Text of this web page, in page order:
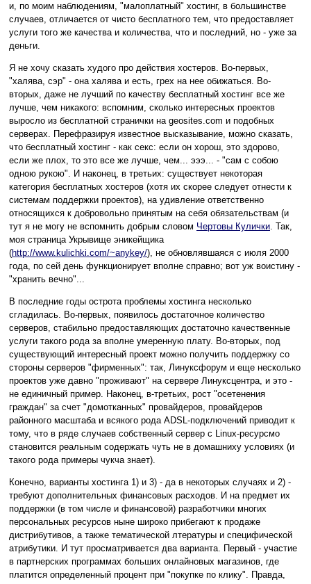
и, по моим наблюдениям, "малоплатный" хостинг, в большинстве
случаев, отличается от чисто бесплатного тем, что предоставляет
услуги того же качества и количества, что и последний, но - уже за
деньги.
Я не хочу сказать худого про действия хостеров. Во-первых,
"халява, сэр" - она халява и есть, грех на нее обижаться. Во-
вторых, даже не лучший по качеству бесплатный хостинг все же
лучше, чем никакого: вспомним, сколько интересных проектов
выросло из бесплатной странички на geosites.com и подобных
серверах. Перефразируя известное высказывание, можно сказать,
что бесплатный хостинг - как секс: если он хорош, это здорово,
если же плох, то это все же лучше, чем... эээ... - "сам с собою
одною рукою". И наконец, в третьих: существует некоторая
категория бесплатных хостеров (хотя их скорее следует отнести к
системам поддержки проектов), на удивление ответственно
относящихся к добровольно принятым на себя обязательствам (и
тут я не могу не вспомнить добрым словом Чертовы Кулички. Так,
моя страница Укрывище эникейщика
(http://www.kulichki.com/~anykey/), не обновлявшаяся с июля 2000
года, по сей день функционирует вполне справно; вот уж воистину -
"хранить вечно"...
В последние годы острота проблемы хостинга несколько
сгладилась. Во-первых, появилось достаточное количество
серверов, стабильно предоставляющих достаточно качественные
услуги такого рода за вполне умеренную плату. Во-вторых, под
существующий интересный проект можно получить поддержку со
стороны серверов "фирменных": так, Линуксфорум и еще несколько
проектов уже давно "проживают" на сервере Линуксцентра, и это -
не единичный пример. Наконец, в-третьих, рост "осетенения
граждан" за счет "домотканных" провайдеров, провайдеров
районного масштаба и всякого рода ADSL-подключений приводит к
тому, что в ряде случаев собственный сервер с Linux-ресурсмо
становится реальным содержать чуть не в домашниху условиях (и
такого рода примеры чукча знает).
Конечно, варианты хостинга 1) и 3) - да в некоторых случаях и 2) -
требуют дополнительных финансовых расходов. И на предмет их
поддержки (в том числе и финансовой) разработчики многих
персональных ресурсов ныне широко прибегают к продаже
дистрибутивов, а также тематической лтературы и специфической
атрибутики. И тут просматривается два варианта. Первый - участие
в партнерских программах больших онлайновых магазинов, где
платится определенный процент при "покупке по клику". Правда,